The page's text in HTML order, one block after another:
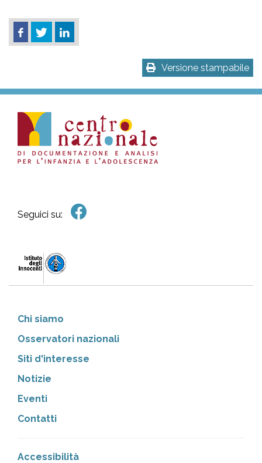
Versione stampabile
Seguici su:
Chi siamo
Osservatori nazionali
Siti d'interesse
Notizie
Eventi
Contatti
Accessibilità